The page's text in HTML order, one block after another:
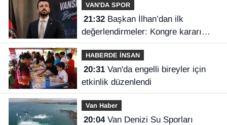
VAN'DA SPOR
21:32Başkan İlhan’dan ilk
değerlendirmeler: Kongre kararı
Vanspor’u uçuruma sürükleyebilirdi!
HABERDE İNSAN
20:31Van'da engelli bireyler için
etkinlik düzenlendi
Van Haber
20:04Van Denizi Su Sporları